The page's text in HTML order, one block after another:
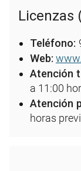
Licenzas
Teléfono:
Web:
Atención
a 11:00
Atención
horas